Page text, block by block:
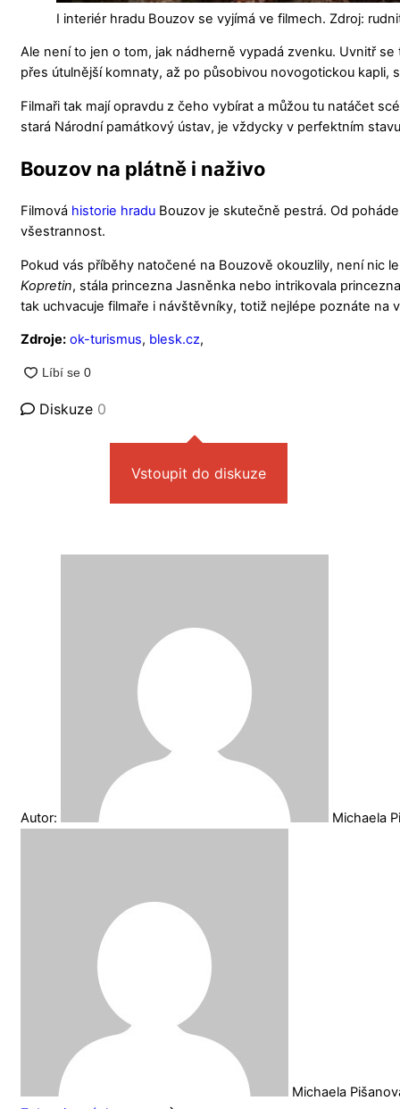
I interiér hradu Bouzov se vyjímá ve filmech. Zdroj:
Ale není to jen o tom, jak nádherně vypadá zvenku. Uvnitř
přes útulnější komnaty, až po působivou novogotickou kapli,
Filmaři tak mají opravdu z čeho vybírat a můžou tu natáčet
stará Národní památkový ústav, je vždycky v perfektním
Bouzov na plátně i naživo
Filmová historie hradu Bouzov je skutečně pestrá. Od
všestrannost.
Pokud vás příběhy natočené na Bouzově okouzlily, není nic
Kopretin, stála princezna Jasněnka nebo intrikovala
tak uchvacuje filmaře i návštěvníky, totiž nejlépe poznáte
Zdroje: ok-turismus, blesk.cz,
Diskuze 0
Vstoupit do diskuze
Autor: Michaela
Michaela